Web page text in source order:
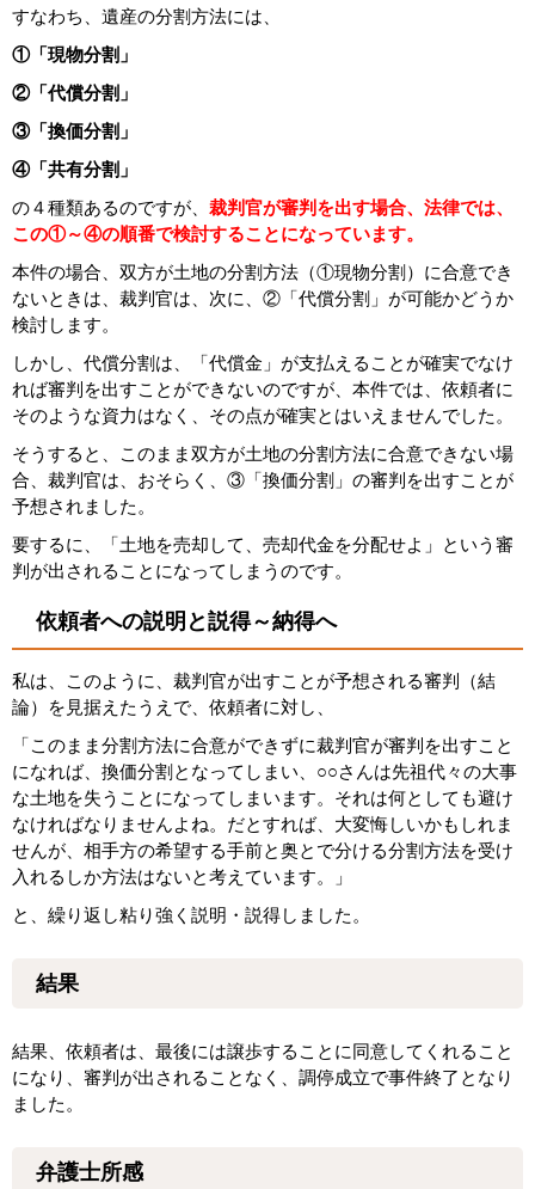
すなわち、遺産の分割方法には、
①「現物分割」
②「代償分割」
③「換価分割」
④「共有分割」
の４種類あるのですが、 裁判官が審判を出す場合、法律では、
この①～④の順番で検討することになっています。
本件の場合、双方が土地の分割方法（①現物分割）に合意でき
ないときは、裁判官は、次に、②「代償分割」が可能かどうか
検討します。
しかし、代償分割は、「代償金」が支払えることが確実でなけ
れば審判を出すことができないのですが、本件では、依頼者に
そのような資力はなく、その点が確実とはいえませんでした。
そうすると、このまま双方が土地の分割方法に合意できない場
合、裁判官は、おそらく、③「換価分割」の審判を出すことが
予想されました。
要するに、「土地を売却して、売却代金を分配せよ」という審
判が出されることになってしまうのです。
依頼者への説明と説得～納得へ
私は、このように、裁判官が出すことが予想される審判（結
論）を見据えたうえで、依頼者に対し、
「このまま分割方法に合意ができずに裁判官が審判を出すこと
になれば、換価分割となってしまい、○○さんは先祖代々の大事
な土地を失うことになってしまいます。それは何としても避け
なければなりませんよね。だとすれば、大変悔しいかもしれま
せんが、相手方の希望する手前と奥とで分ける分割方法を受け
入れるしか方法はないと考えています。」
と、繰り返し粘り強く説明・説得しました。
結果
結果、依頼者は、最後には譲歩することに同意してくれること
になり、審判が出されることなく、調停成立で事件終了となり
ました。
弁護士所感